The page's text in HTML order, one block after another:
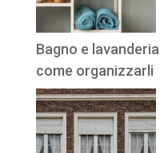
Bagno e
come organizzarli